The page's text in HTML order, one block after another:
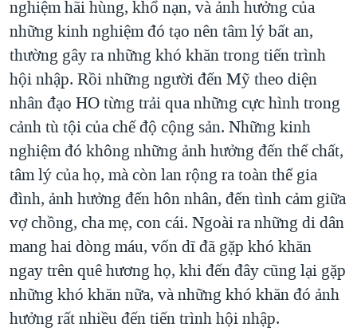
nghiệm hãi hùng, khổ nạn, và ảnh hưởng của
những kinh nghiệm đó tạo nên tâm lý bất an,
thường gây ra những khó khăn trong tiến trình
hội nhập. Rồi những người đến Mỹ theo diện
nhân đạo HO từng trải qua những cực hình trong
cảnh tù tội của chế độ cộng sản. Những kinh
nghiệm đó không những ảnh hưởng đến thể chất,
tâm lý của họ, mà còn lan rộng ra toàn thể gia
đình, ảnh hưởng đến hôn nhân, đến tình cảm giữa
vợ chồng, cha mẹ, con cái. Ngoài ra những di dân
mang hai dòng máu, vốn dĩ đã gặp khó khăn
ngay trên quê hương họ, khi đến đây cũng lại gặp
những khó khăn nữa, và những khó khăn đó ảnh
hưởng rất nhiều đến tiến trình hội nhập.